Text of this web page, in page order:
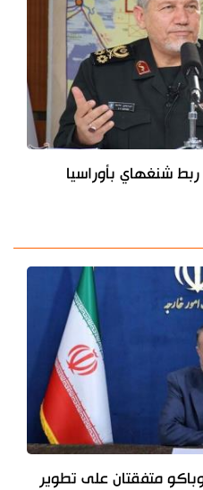
شنغهاي بأوراسيا
متفقتان على تطوير